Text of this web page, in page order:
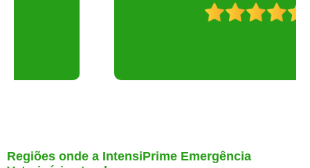
Regiões onde a IntensiPrime Emergência